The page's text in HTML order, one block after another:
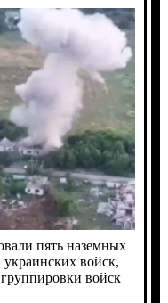
пять наземных
украинских войск,
войск